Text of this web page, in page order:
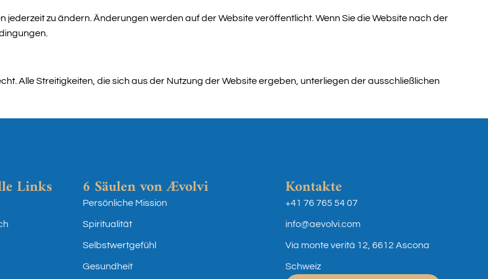
zu ändern. Änderungen werden auf der Website veröffentlicht. Wenn Sie die Website nach der
Alle Streitigkeiten, die sich aus der Nutzung der Website ergeben, unterliegen der ausschließlichen
Links 6 Säulen von Ævolvi
Persönliche Mission
Spiritualität
Selbstwertgefühl
Gesundheit
Kontakte
+41 76 765 54 07
info@aevolvi.com
Via monte verità 12, 6612 Ascona
Schweiz